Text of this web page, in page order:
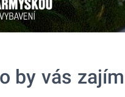
by vás